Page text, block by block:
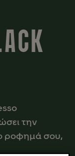
την
ροφημά σου,